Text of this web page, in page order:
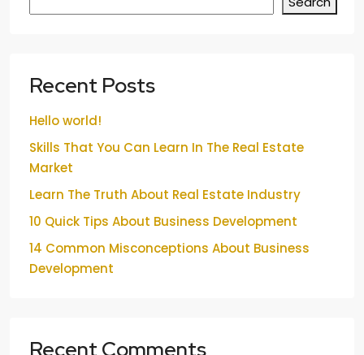
Recent Posts
Hello world!
Skills That You Can Learn In The Real Estate
Market
Learn The Truth About Real Estate Industry
10 Quick Tips About Business Development
14 Common Misconceptions About Business
Development
Recent Comments